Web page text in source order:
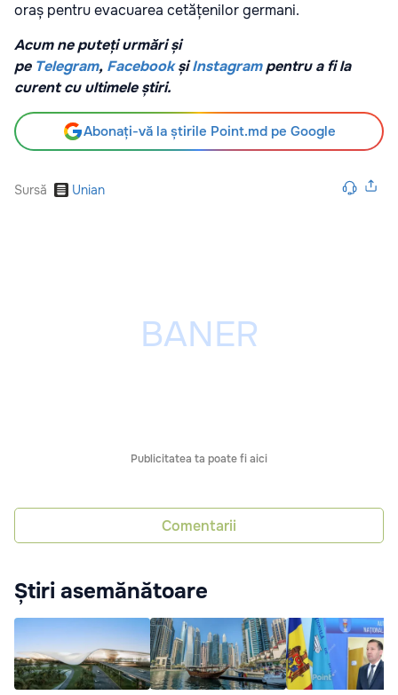
oraș pentru evacuarea cetățenilor germani.
Acum ne puteți urmări și
pe Telegram, Facebook șiInstagrampentru a fi la
curent cu ultimele știri.
Abonați-vă la știrile Point.md pe Google
Sursă Unian
Publicitatea ta poate fi aici
Comentarii
Știri asemănătoare